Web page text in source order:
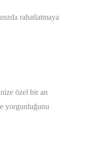
rahatlatmaya
özel bir an
yorgunluğunu